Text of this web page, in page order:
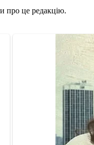
про це редакцію.